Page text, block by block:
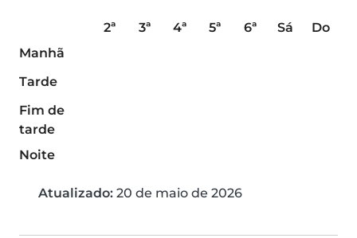
2ª 3ª 4ª 5ª 6ª Sá
Do
Manhã
Tarde
Fim de
tarde
Noite
Atualizado: 20 de maio de 2026